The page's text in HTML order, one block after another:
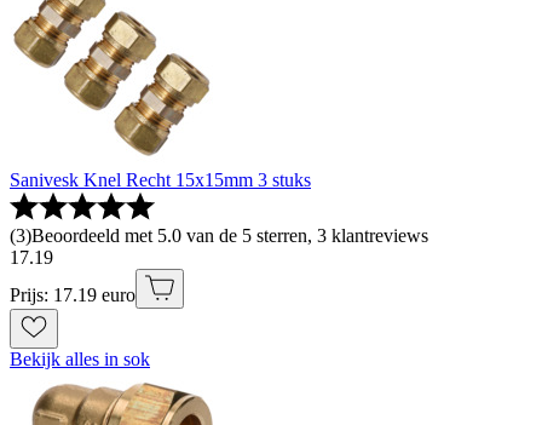
Sanivesk Knel Recht 15x15mm 3 stuks
(3)Beoordeeld met 5.0 van de 5 sterren, 3 klantreviews
17.19
Prijs: 17.19 euro
Bekijk alles in sok